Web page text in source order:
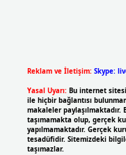
Reklam ve İletişim: Skype:
Yasal Uyarı: Bu internet
ile hiçbir bağlantısı
makaleler
taşımamakta olup, gerçek
yapılmamaktadır. Gerçek
tesadüfidir. Sitemizdeki
taşımazlar.